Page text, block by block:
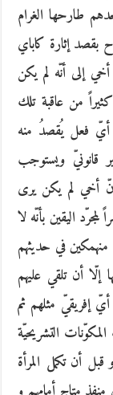
طارحها الغرام
بقصد إثارة كاباي
إلى أنّه لم يكن
من عاقبة تلك
أيّ فعل يُقصدُ منه
قانونيّ ويستوجب
أخي لم يكن يرى
اليقين بأنّه لا
في حديثهم
إلّا أن تلقي عليهم
أيّ إفريقيّ مثلهم ثم
التشريحيّة
أن تكمل المرأة